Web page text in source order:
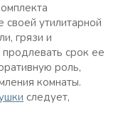
своей утилитарной
грязи и
срок ее
роль,
комнаты.
следует,